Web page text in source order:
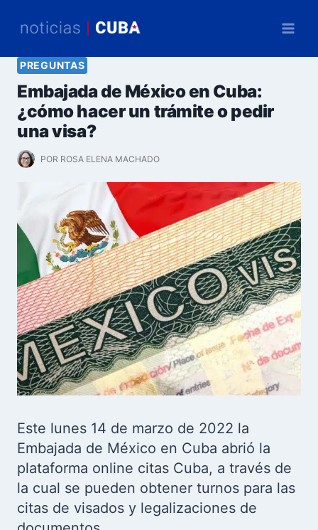
PREGUNTAS
Embajada de México en Cuba:
¿cómo hacer un trámite o pedir
una visa?
POR ROSA ELENA MACHADO
Este lunes 14 de marzo de 2022 la
Embajada de México en Cuba abrió la
plataforma online citas Cuba, a través de
la cual se pueden obtener turnos para las
citas de visados y legalizaciones de